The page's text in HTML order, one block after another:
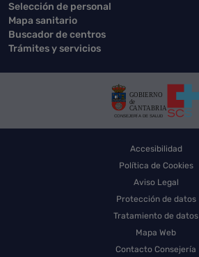
Selección de personal
Mapa sanitario
Buscador de centros
Trámites y servicios
Accesibilidad
Política de Cookies
Aviso Legal
Protección de datos
Tratamiento de datos
Mapa Web
Contacto Consejería